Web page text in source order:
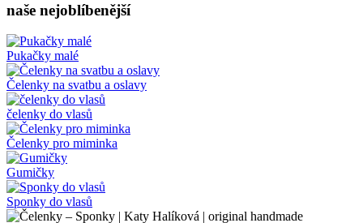
naše nejoblíbenější
Pukačky malé
Čelenky na svatbu a oslavy
čelenky do vlasů
Čelenky pro miminka
Gumičky
Sponky do vlasů